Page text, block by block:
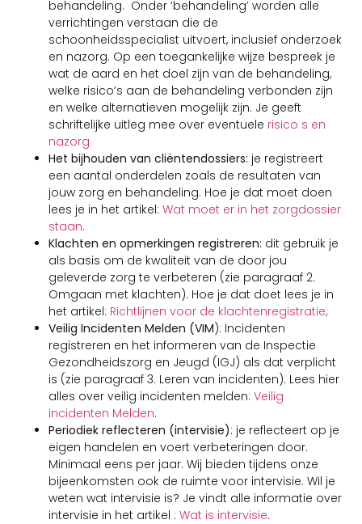
behandeling. Onder ‘behandeling’ worden alle
verrichtingen verstaan die de
schoonheidsspecialist uitvoert, inclusief onderzoek
en nazorg. Op een toegankelijke wijze bespreek je
wat de aard en het doel zijn van de behandeling,
welke risico’s aan de behandeling verbonden zijn
en welke alternatieven mogelijk zijn. Je geeft
schriftelijke uitleg mee over eventuele risico s en
nazorg
Het bijhouden van cliëntendossiers: je registreert
een aantal onderdelen zoals de resultaten van
jouw zorg en behandeling. Hoe je dat moet doen
lees je in het artikel: Wat moet er in het zorgdossier
staan.
Klachten en opmerkingen registreren: dit gebruik je
als basis om de kwaliteit van de door jou
geleverde zorg te verbeteren (zie paragraaf 2.
Omgaan met klachten). Hoe je dat doet lees je in
het artikel: Richtlijnen voor de klachtenregistratie;
Veilig Incidenten Melden (VIM): Incidenten
registreren en het informeren van de Inspectie
Gezondheidszorg en Jeugd (IGJ) als dat verplicht
is (zie paragraaf 3. Leren van incidenten). Lees hier
alles over veilig incidenten melden: Veilig
incidenten Melden.
Periodiek reflecteren (intervisie): je reflecteert op je
eigen handelen en voert verbeteringen door.
Minimaal eens per jaar. Wij bieden tijdens onze
bijeenkomsten ook de ruimte voor intervisie. Wil je
weten wat intervisie is? Je vindt alle informatie over
intervisie in het artikel : Wat is intervisie.